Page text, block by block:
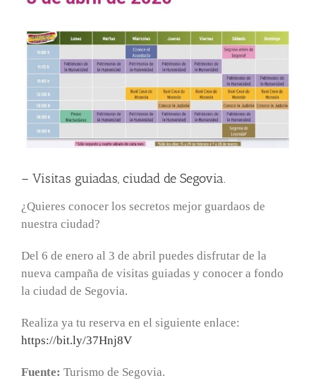
– Visitas guiadas, ciudad de Segovia.
¿Quieres conocer los secretos mejor guardaos de
nuestra ciudad?
Del 6 de enero al 3 de abril puedes disfrutar de la
nueva campaña de visitas guiadas y conocer a fondo
la ciudad de Segovia.
Realiza ya tu reserva en el siguiente enlace:
https://bit.ly/37Hnj8V
Fuente: Turismo de Segovia.